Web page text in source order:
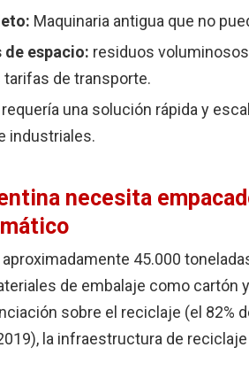
Maquinaria antigua que no
espacio: residuos
tarifas de transporte.
una solución rápida y
industriales.
necesita
45.000
de embalaje como
sobre el reciclaje (el 82%
la infraestructura de